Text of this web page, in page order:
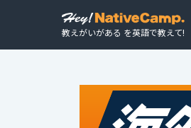
教えがいがある を英語で教えて!